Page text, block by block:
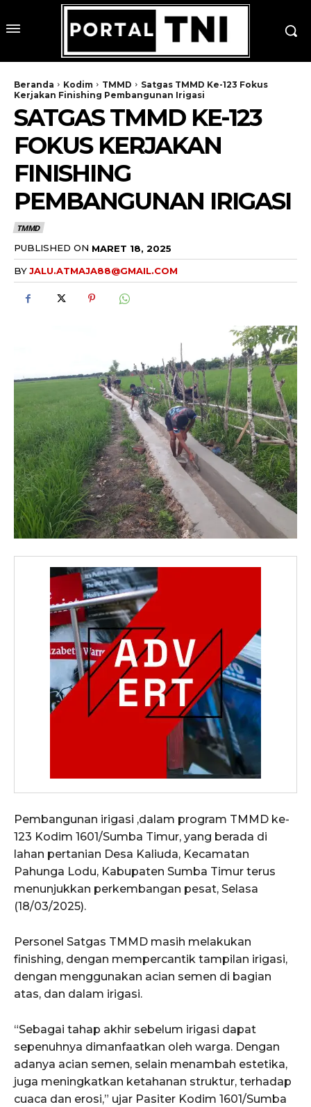
Beranda Kodim TMMD
Satgas TMMD Ke-123 Fokus
Kerjakan Finishing Pembangunan Irigasi
SATGAS TMMD KE-123
FOKUS KERJAKAN
FINISHING
PEMBANGUNAN IRIGASI
TMMD
PUBLISHED ON MARET 18, 2025
BYJALU.ATMAJA88@GMAIL.COM
Pembangunan irigasi ,dalam program TMMD ke-
123 Kodim 1601/Sumba Timur, yang berada di
lahan pertanian Desa Kaliuda, Kecamatan
Pahunga Lodu, Kabupaten Sumba Timur terus
menunjukkan perkembangan pesat, Selasa
(18/03/2025).
Personel Satgas TMMD masih melakukan
finishing, dengan mempercantik tampilan irigasi,
dengan menggunakan acian semen di bagian
atas, dan dalam irigasi.
“Sebagai tahap akhir sebelum irigasi dapat
sepenuhnya dimanfaatkan oleh warga. Dengan
adanya acian semen, selain menambah estetika,
juga meningkatkan ketahanan struktur, terhadap
cuaca dan erosi,” ujar Pasiter Kodim 1601/Sumba